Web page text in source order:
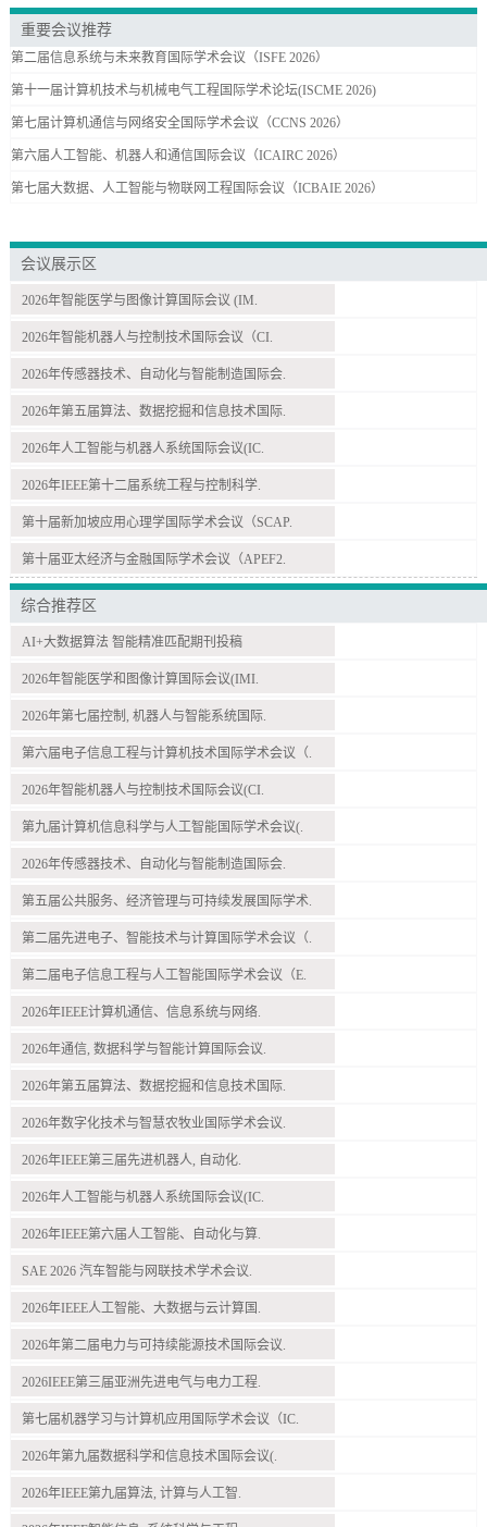
重要会议推荐
第二届信息系统与未来教育国际学术会议（ISFE 2026）
第十一届计算机技术与机械电气工程国际学术论坛(ISCME 2026)
第七届计算机通信与网络安全国际学术会议（CCNS 2026）
第六届人工智能、机器人和通信国际会议（ICAIRC 2026）
第七届大数据、人工智能与物联网工程国际会议（ICBAIE 2026）
会议展示区
2026年智能医学与图像计算国际会议 (IM.
2026年智能机器人与控制技术国际会议（CI.
2026年传感器技术、自动化与智能制造国际会.
2026年第五届算法、数据挖掘和信息技术国际.
2026年人工智能与机器人系统国际会议(IC.
2026年IEEE第十二届系统工程与控制科学.
第十届新加坡应用心理学国际学术会议（SCAP.
第十届亚太经济与金融国际学术会议（APEF2.
综合推荐区
AI+大数据算法 智能精准匹配期刊投稿
2026年智能医学和图像计算国际会议(IMI.
2026年第七届控制, 机器人与智能系统国际.
第六届电子信息工程与计算机技术国际学术会议（.
2026年智能机器人与控制技术国际会议(CI.
第九届计算机信息科学与人工智能国际学术会议(.
2026年传感器技术、自动化与智能制造国际会.
第五届公共服务、经济管理与可持续发展国际学术.
第二届先进电子、智能技术与计算国际学术会议（.
第二届电子信息工程与人工智能国际学术会议（E.
2026年IEEE计算机通信、信息系统与网络.
2026年通信, 数据科学与智能计算国际会议.
2026年第五届算法、数据挖掘和信息技术国际.
2026年数字化技术与智慧农牧业国际学术会议.
2026年IEEE第三届先进机器人, 自动化.
2026年人工智能与机器人系统国际会议(IC.
2026年IEEE第六届人工智能、自动化与算.
SAE 2026 汽车智能与网联技术学术会议.
2026年IEEE人工智能、大数据与云计算国.
2026年第二届电力与可持续能源技术国际会议.
2026IEEE第三届亚洲先进电气与电力工程.
第七届机器学习与计算机应用国际学术会议（IC.
2026年第九届数据科学和信息技术国际会议(.
2026年IEEE第九届算法, 计算与人工智.